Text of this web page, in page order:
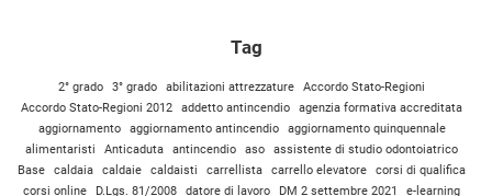
Tag
2° grado 3° grado abilitazioni attrezzature
Accordo Stato-Regioni
Accordo Stato-Regioni 2012
addetto antincendio
agenzia formativa accreditata
aggiornamento
aggiornamento antincendio
aggiornamento quinquennale
alimentaristi
Anticaduta antincendio aso
assistente di studio odontoiatrico
Base
caldaia caldaie caldaisti carrellista carrello elevatore
corsi di qualifica
corsi online
D.Lgs. 81/2008 datore di lavoro DM 2 settembre 2021
e-learning